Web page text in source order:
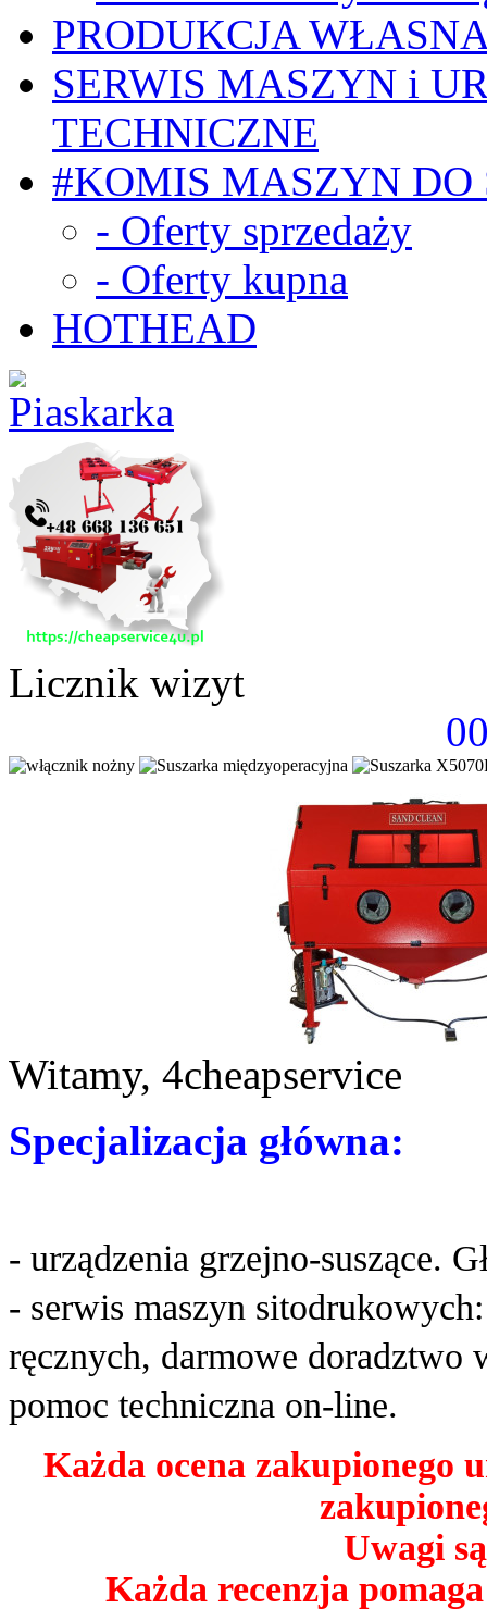
PRODUKCJA
SERWIS MASZYN i
TECHNICZNE
#KOMIS MASZYN DO
- Oferty sprzedaży
- Oferty kupna
HOTHEAD
Licznik wizyt
Witamy, 4cheapservice
Specjalizacja główna:
- urządzenia grzejno-suszące.
- serwis maszyn
ręcznych, darmowe doradztwo
pomoc techniczna on-line.
Każda ocena zakupionego
Uwagi
Każda recenzja